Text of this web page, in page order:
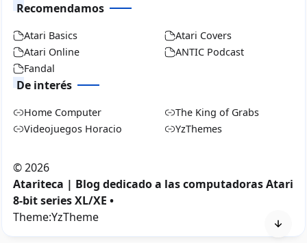
Recomendamos
Atari Basics
Atari Covers
Atari Online
ANTIC Podcast
Fandal
De interés
Home Computer
The King of Grabs
Videojuegos Horacio
YzThemes
©2026
Atariteca | Blog dedicado a las computadoras Atari
8-bit series XL/XE •
Theme:YzTheme